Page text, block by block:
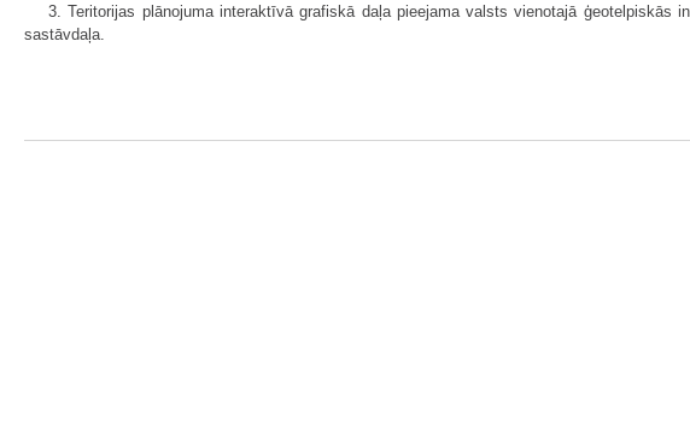
3. Teritorijas plānojuma interaktīvā grafiskā daļa pieejama valsts vienotajā ģeotelpiskās
sastāvdaļa.